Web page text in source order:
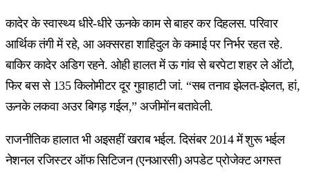
कादेर के स्वास्थ्य धीरे-धीरे ऊनके काम से बाहर कर दिहलस. परिवार
आर्थिक तंगी में रहे, आ अक्सरहा शाहिदुल के कमाई पर निर्भर रहत रहे.
बाकिर कादेर अडिग रहने. ओही हालत में ऊ गांव से बरपेटा शहर ले ऑटो,
फिर बस से 135 किलोमीटर दूर गुवाहाटी जां. “सब तनाव झेलत-झेलत, हां,
ऊनके लकवा अउर बिगड़ गईल,” अजीमोंन बतावेली.
राजनीतिक हालात भी अइसहीं खराब भईल. दिसंबर 2014 में शुरू भईल
नेशनल रजिस्टर ऑफ सिटिजन (एनआरसी) अपडेट प्रोजेक्ट अगस्त